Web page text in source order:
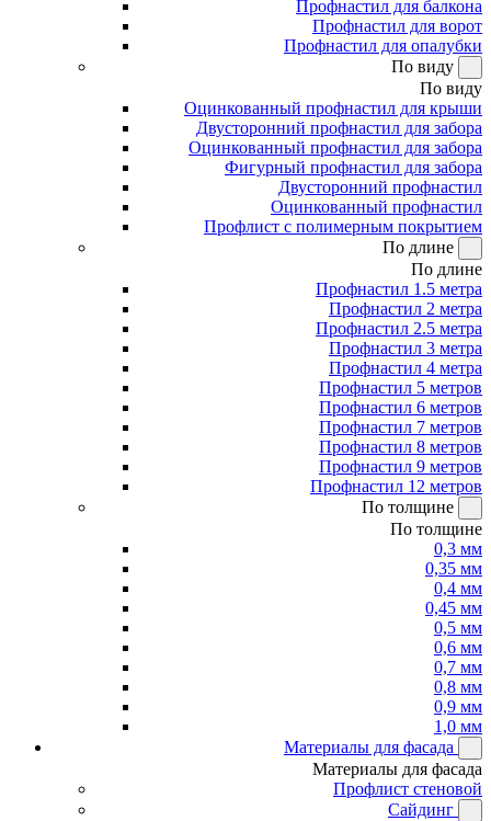
Профнастил для балкона
Профнастил для ворот
Профнастил для опалубки
По виду
По виду
Оцинкованный профнастил для крыши
Двусторонний профнастил для забора
Оцинкованный профнастил для забора
Фигурный профнастил для забора
Двусторонний профнастил
Оцинкованный профнастил
Профлист с полимерным покрытием
По длине
По длине
Профнастил 1.5 метра
Профнастил 2 метра
Профнастил 2.5 метра
Профнастил 3 метра
Профнастил 4 метра
Профнастил 5 метров
Профнастил 6 метров
Профнастил 7 метров
Профнастил 8 метров
Профнастил 9 метров
Профнастил 12 метров
По толщине
По толщине
0,3 мм
0,35 мм
0,4 мм
0,45 мм
0,5 мм
0,6 мм
0,7 мм
0,8 мм
0,9 мм
1,0 мм
Материалы для фасада
Материалы для фасада
Профлист стеновой
Сайдинг